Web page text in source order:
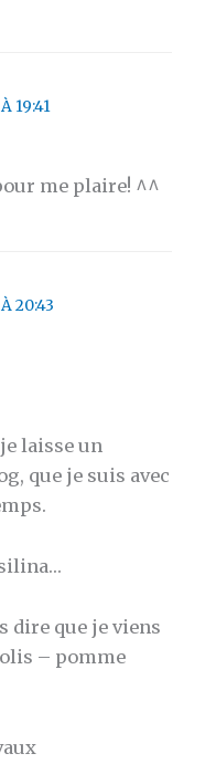
19:41
me plaire! ^^
20:43
laisse un
que je suis avec
dire que je viens
– pomme